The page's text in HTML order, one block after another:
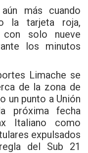
más cuando
la tarjeta roja,
solo nueve
los minutos
Limache se
de la zona de
un punto a Unión
próxima fecha
Italiano como
expulsados
del Sub 21